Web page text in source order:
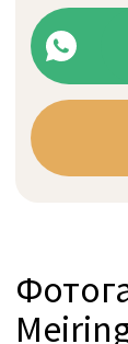
Вот
лучшие и
сервис
"фабрике
напротив,